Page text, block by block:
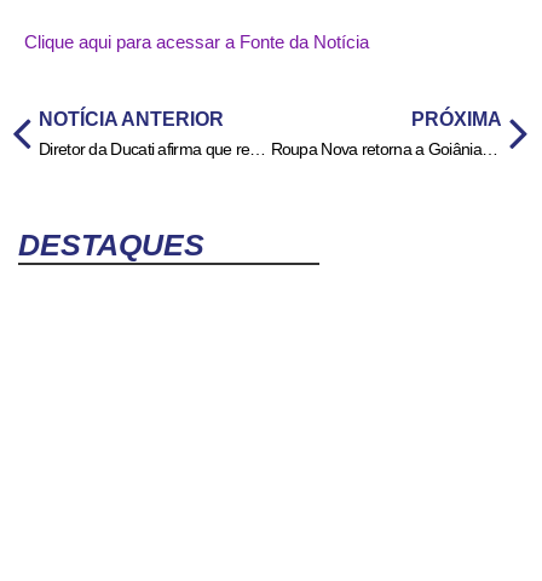
Clique aqui para acessar a Fonte da Notícia
NOTÍCIA ANTERIOR
Diretor da Ducati afirma que renovação com Marc Márquez está próxima
PRÓXIMA
Roupa Nova retorna a Goiânia nesta sexta-feira (08/05) – Curta Mais
DESTAQUES